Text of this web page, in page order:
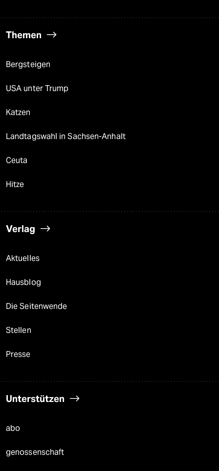
Themen
Bergsteigen
USA unter Trump
Katzen
Landtagswahl in Sachsen-Anhalt
Ceuta
Hitze
Verlag
Aktuelles
Hausblog
Die Seitenwende
Stellen
Presse
Unterstützen
abo
genossenschaft